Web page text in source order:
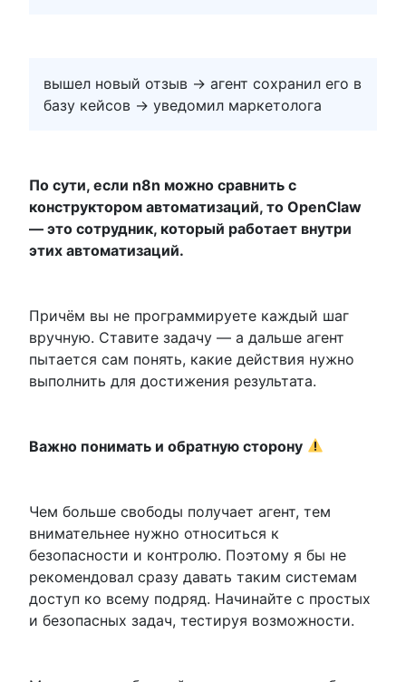
вышел новый отзыв → агент сохранил его в
базу кейсов → уведомил маркетолога
По сути, если n8n можно сравнить с
конструктором автоматизаций, то OpenClaw
— это сотрудник, который работает внутри
этих автоматизаций.
Причём вы не программируете каждый шаг
вручную. Ставите задачу — а дальше агент
пытается сам понять, какие действия нужно
выполнить для достижения результата.
Важно понимать и обратную сторону
Чем больше свободы получает агент, тем
внимательнее нужно относиться к
безопасности и контролю. Поэтому я бы не
рекомендовал сразу давать таким системам
доступ ко всему подряд. Начинайте с простых
и безопасных задач, тестируя возможности.